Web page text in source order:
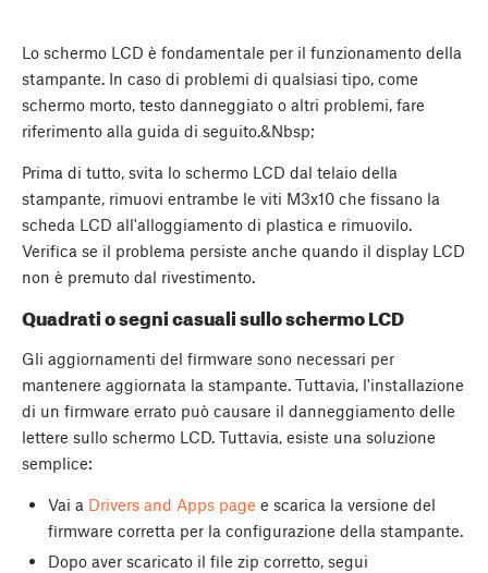
Lo schermo LCD è fondamentale per il funzionamento della
stampante. In caso di problemi di qualsiasi tipo, come
schermo morto, testo danneggiato o altri problemi, fare
riferimento alla guida di seguito.&Nbsp;
Prima di tutto, svita lo schermo LCD dal telaio della
stampante, rimuovi entrambe le viti M3x10 che fissano la
scheda LCD all'alloggiamento di plastica e rimuovilo.
Verifica se il problema persiste anche quando il display LCD
non è premuto dal rivestimento.
Quadrati o segni casuali sullo schermo LCD
Gli aggiornamenti del firmware sono necessari per
mantenere aggiornata la stampante. Tuttavia, l'installazione
di un firmware errato può causare il danneggiamento delle
lettere sullo schermo LCD. Tuttavia, esiste una soluzione
semplice:
Vai a Drivers and Apps page e scarica la versione del
firmware corretta per la configurazione della stampante.
Dopo aver scaricato il file zip corretto, segui